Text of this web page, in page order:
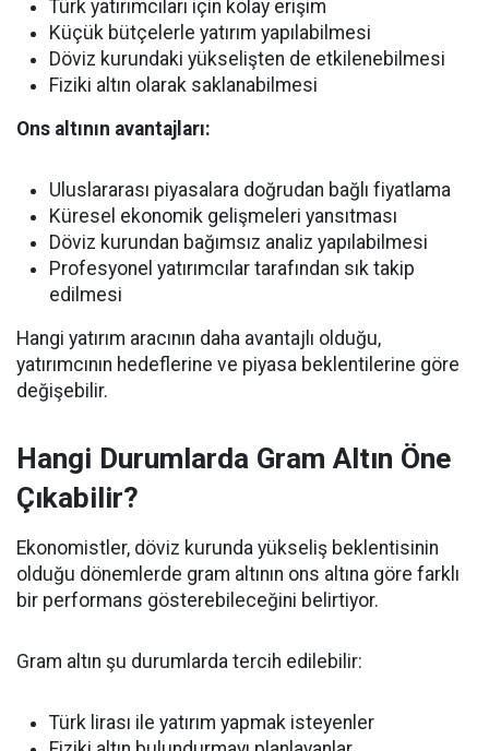
Türk yatırımcıları için kolay erişim
Küçük bütçelerle yatırım yapılabilmesi
Döviz kurundaki yükselişten de etkilenebilmesi
Fiziki altın olarak saklanabilmesi
Ons altının avantajları:
Uluslararası piyasalara doğrudan bağlı fiyatlama
Küresel ekonomik gelişmeleri yansıtması
Döviz kurundan bağımsız analiz yapılabilmesi
Profesyonel yatırımcılar tarafından sık takip
edilmesi
Hangi yatırım aracının daha avantajlı olduğu,
yatırımcının hedeflerine ve piyasa beklentilerine göre
değişebilir.
Hangi Durumlarda Gram Altın Öne
Çıkabilir?
Ekonomistler, döviz kurunda yükseliş beklentisinin
olduğu dönemlerde gram altının ons altına göre farklı
bir performans gösterebileceğini belirtiyor.
Gram altın şu durumlarda tercih edilebilir:
Türk lirası ile yatırım yapmak isteyenler